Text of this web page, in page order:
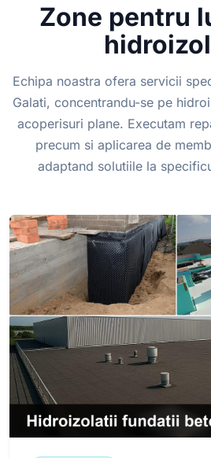
Zone pentru
Echipa noastra ofera servicii
Galati, concentrandu-se pe
acoperisuri plane. Executam
precum si aplicarea de
adaptand solutiile la